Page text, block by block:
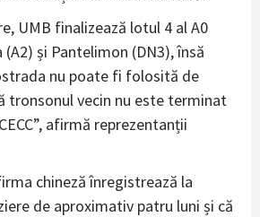
UMB finalizează lotul 4 al A0
și Pantelimon (DN3), însă
nu poate fi folosită de
tronsonul vecin nu este terminat
afirmă reprezentanții
chineză înregistrează la
de aproximativ patru luni și că